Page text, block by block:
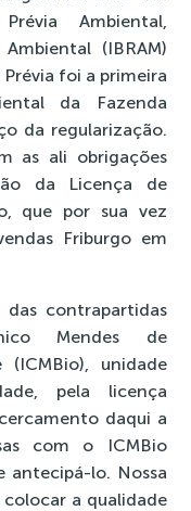
Ambiental,
(IBRAM)
foi a primeira
da Fazenda
da regularização.
as ali obrigações
da Licença de
que por sua vez
Friburgo em
das contrapartidas
Mendes de
(ICMBio), unidade
pela licença
daqui a
com o ICMBio
antecipá-lo. Nossa
colocar a qualidade